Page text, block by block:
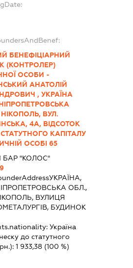
БЕНЕФІЦІАРНИЙ
(КОНТРОЛЕР)
ОСОБИ -
АНАТОЛІЙ
, УКРАЇНА
ВУЛ.
4А, ВІДСОТОК
КАПІТАЛУ
ОСОБІ 65
БАР "КОЛОС"
УКРАЇНА,
ОБЛ.,
ВУЛИЦЯ
БУДИНОК
Україна
до статутного
1 933,38 (100 %)